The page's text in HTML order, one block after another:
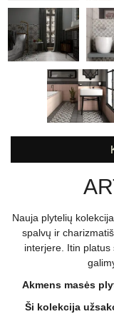
Nauja plytelių
spalvų ir
interjere. Itin
Akmens masės
Ši kolekcija